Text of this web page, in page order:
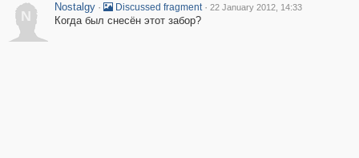
N
Nostalgy · Discussed fragment · 22 January 2012, 14:33
Когда был снесён этот забор?